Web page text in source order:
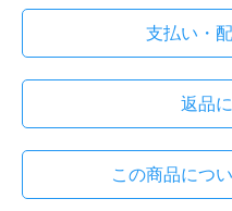
支払い・
返品
この商品につ